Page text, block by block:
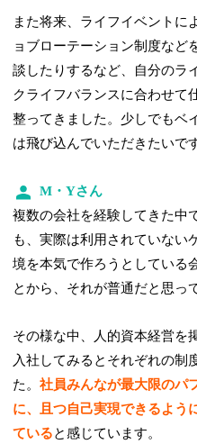
また将来、ライフイベントに
ョブローテーション制度など
談したりするなど、自分のラ
クライフバランスに合わせて
整ってきました。少しでもベ
は飛び込んでいただきたいで
M・Yさん
複数の会社を経験してきた中
も、実際は利用されていない
境を本気で作ろうとしている
とから、それが普通だと思っ
その様な中、人的資本経営を
入社してみるとそれぞれの制
た。社員みんなが最大限のパ
に、且つ自己実現できるよう
ていると感じています。